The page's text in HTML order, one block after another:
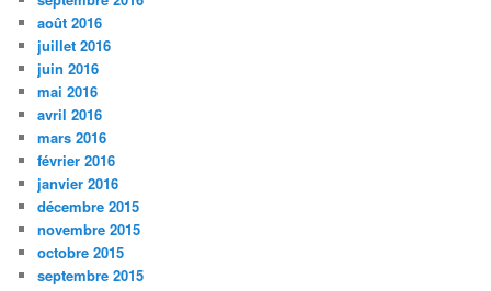
août 2016
juillet 2016
juin 2016
mai 2016
avril 2016
mars 2016
février 2016
janvier 2016
décembre 2015
novembre 2015
octobre 2015
septembre 2015